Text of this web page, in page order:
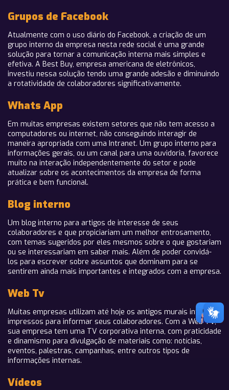
Grupos de Facebook
Atualmente com o uso diário do Facebook, a criação de um
grupo interno da empresa nesta rede social é uma grande
solução para tornar a comunicação interna mais simples e
efetiva. A Best Buy, empresa americana de eletrônicos,
investiu nessa solução tendo uma grande adesão e diminuindo
a rotatividade de colaboradores significativamente.
Whats App
Em muitas empresas existem setores que não tem acesso a
computadores ou internet, não conseguindo interagir de
maneira apropriada com uma Intranet. Um grupo interno para
informações gerais, ou um canal para uma ouvidoria, favorece
muito na interação independentemente do setor e pode
atualizar sobre os acontecimentos da empresa de forma
prática e bem funcional.
Blog interno
Um blog interno para artigos de interesse de seus
colaboradores e que propiciariam um melhor entrosamento,
com temas sugeridos por eles mesmos sobre o que gostariam
ou se interessariam em saber mais. Além de poder convidá-
los para escrever sobre assuntos que dominam para se
sentirem ainda mais importantes e integrados com a empresa.
Web Tv
Muitas empresas utilizam até hoje os antigos murais internos
impressos para informar seus colaboradores. Com a Web TV,
sua empresa tem uma TV corporativa interna, com praticidade
e dinamismo para divulgação de materiais como: notícias,
eventos, palestras, campanhas, entre outros tipos de
informações internas.
Vídeos